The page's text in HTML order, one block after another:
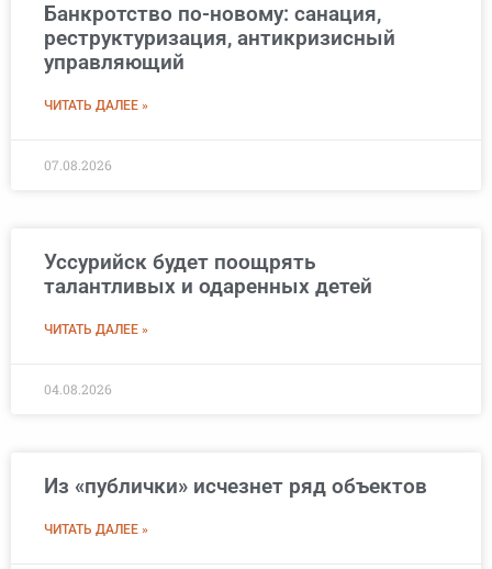
Банкротство по-новому: санация,
реструктуризация, антикризисный
управляющий
ЧИТАТЬ ДАЛЕЕ »
07.08.2026
Уссурийск будет поощрять
талантливых и одаренных детей
ЧИТАТЬ ДАЛЕЕ »
04.08.2026
Из «публички» исчезнет ряд объектов
ЧИТАТЬ ДАЛЕЕ »